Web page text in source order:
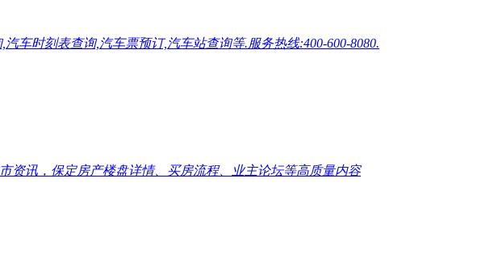
车时刻表查询,汽车票预订,汽车站查询等.服务热线:400-600-8080.
资讯，保定房产楼盘详情、买房流程、业主论坛等高质量内容